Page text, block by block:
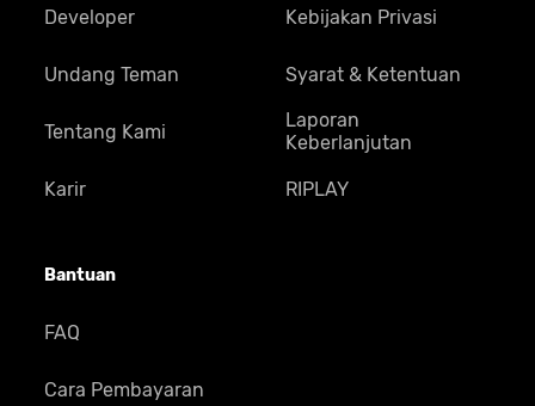
Developer
Undang Teman
Tentang Kami
Karir
Bantuan
FAQ
Cara Pembayaran
Kebijakan Privasi
Syarat & Ketentuan
Laporan
Keberlanjutan
RIPLAY